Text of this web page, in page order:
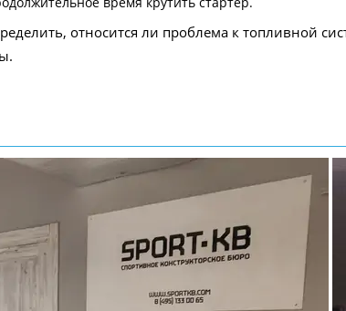
относится ли проблема к топливной